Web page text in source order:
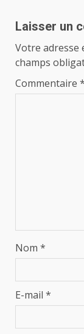
Laisser un
Votre adresse
champs
Commentaire *
Nom *
E-mail *